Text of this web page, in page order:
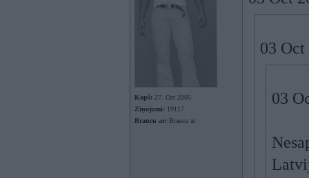
Kopš: 27. Oct 2005
Ziņojumi: 19117
Braucu ar: Braucu ar
03
03